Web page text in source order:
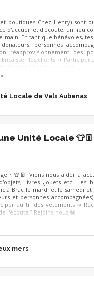
boutiques Chez Henry) sont
d'accueil et d'écoute, un lieu
En tant que bénévoles, tes
personnes
réapprovisionnement des
les clients ➔ Participer
Locale de Vals Aubenas
Unité Locale 👕👖
? 👕👖 Viens nous aider à
livres ,jouets..etc. Les
à Brac le mardi et le samedi
et personnes
au tri des vêtements ➔
l'écoute ? Rejoins-nous 😀
mers